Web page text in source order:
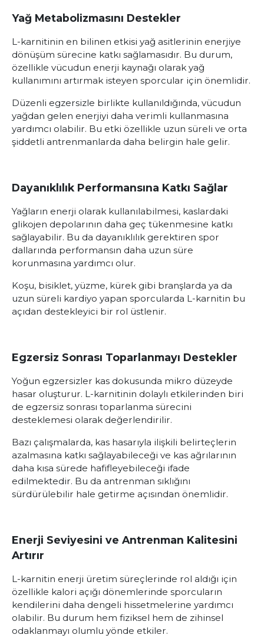
Yağ Metabolizmasını Destekler
L-karnitinin en bilinen etkisi yağ asitlerinin enerjiye
dönüşüm sürecine katkı sağlamasıdır. Bu durum,
özellikle vücudun enerji kaynağı olarak yağ
kullanımını artırmak isteyen sporcular için önemlidir.
Düzenli egzersizle birlikte kullanıldığında, vücudun
yağdan gelen enerjiyi daha verimli kullanmasına
yardımcı olabilir. Bu etki özellikle uzun süreli ve orta
şiddetli antrenmanlarda daha belirgin hale gelir.
Dayanıklılık Performansına Katkı Sağlar
Yağların enerji olarak kullanılabilmesi, kaslardaki
glikojen depolarının daha geç tükenmesine katkı
sağlayabilir. Bu da dayanıklılık gerektiren spor
dallarında performansın daha uzun süre
korunmasına yardımcı olur.
Koşu, bisiklet, yüzme, kürek gibi branşlarda ya da
uzun süreli kardiyo yapan sporcularda L-karnitin bu
açıdan destekleyici bir rol üstlenir.
Egzersiz Sonrası Toparlanmayı Destekler
Yoğun egzersizler kas dokusunda mikro düzeyde
hasar oluşturur. L-karnitinin dolaylı etkilerinden biri
de egzersiz sonrası toparlanma sürecini
desteklemesi olarak değerlendirilir.
Bazı çalışmalarda, kas hasarıyla ilişkili belirteçlerin
azalmasına katkı sağlayabileceği ve kas ağrılarının
daha kısa sürede hafifleyebileceği ifade
edilmektedir. Bu da antrenman sıklığını
sürdürülebilir hale getirme açısından önemlidir.
Enerji Seviyesini ve Antrenman Kalitesini
Artırır
L-karnitin enerji üretim süreçlerinde rol aldığı için
özellikle kalori açığı dönemlerinde sporcuların
kendilerini daha dengeli hissetmelerine yardımcı
olabilir. Bu durum hem fiziksel hem de zihinsel
odaklanmayı olumlu yönde etkiler.